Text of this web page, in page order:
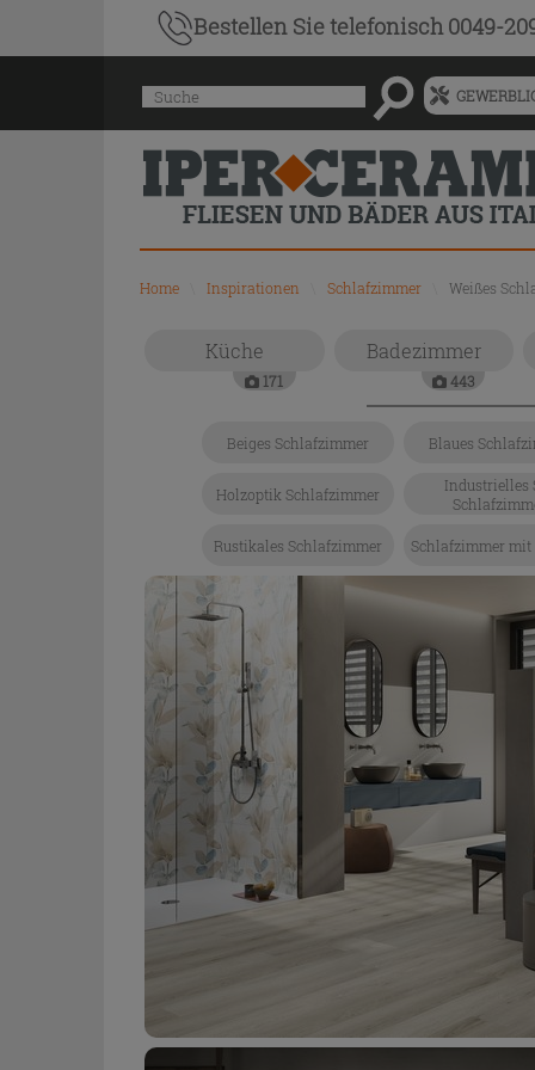
Bestellen Sietelefonisch 0049-
Menü
für
vorgeschlagenen
Siteinhalt
und
Suchprotokoll
Suche
Home Inspirationen Schlafzimmer Weißes
Küche
171
Badezimmer
443
Beiges Schlafzimmer Blaues
Holzoptik Schlafzimmer
Industrielles
Rustikales Schlafzimmer Schlafzimmer mit